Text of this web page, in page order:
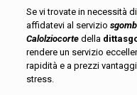
Se vi trovate in necessità di
affidatevi al servizio
Calolziocortedella
rendere un servizio
rapidità e a prezzi
stress.